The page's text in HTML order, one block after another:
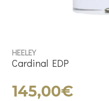
HEELEY
Cardinal EDP
145,00€